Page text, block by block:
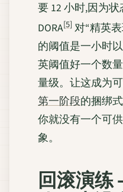
要 12 小时,因为状
DORA[5] 对“精英
的阈值是一小时
英阈值好一个数
量级。让这成为
第一阶段的捆绑
你就没有一个可
象。
回滚演